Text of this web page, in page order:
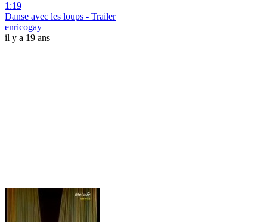
1:19
Danse avec les loups - Trailer
enricogay
il y a 19 ans